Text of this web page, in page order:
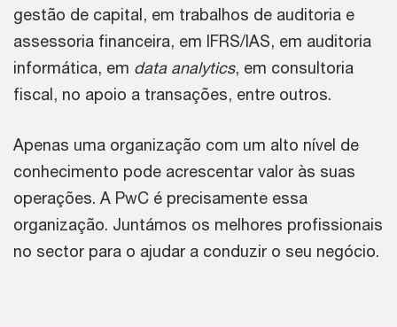
gestão de capital, em trabalhos de auditoria e
assessoria financeira, em IFRS/IAS, em auditoria
informática, em data analytics, em consultoria
fiscal, no apoio a transações, entre outros.
Apenas uma organização com um alto nível de
conhecimento pode acrescentar valor às suas
operações. A PwC é precisamente essa
organização. Juntámos os melhores profissionais
no sector para o ajudar a conduzir o seu negócio.